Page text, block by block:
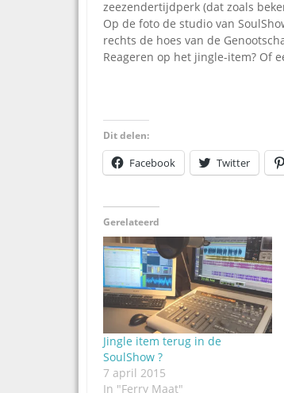
zeezendertijdperk (dat zoals
Op de foto de studio van
rechts de hoes van de
Reageren op het jingle-item? Of
Dit delen:
Facebook Twitter
Gerelateerd
Jingle item terug in de
SoulShow ?
7 april 2015
In "Ferry Maat"